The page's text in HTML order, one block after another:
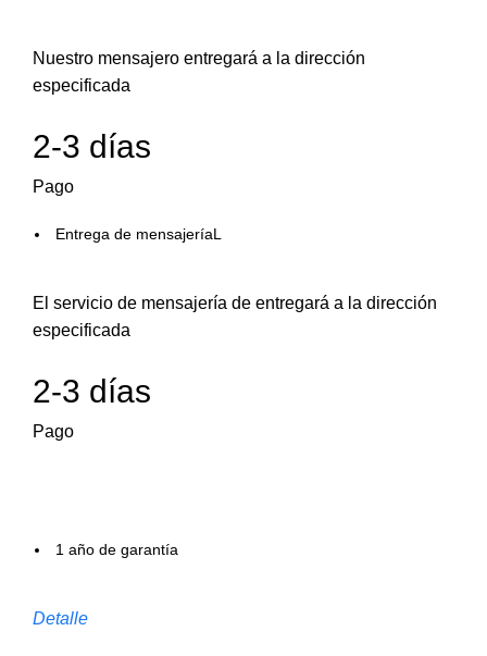
Nuestro mensajero entregará a la dirección
especificada
2-3 días
Pago
Entrega de mensajeríaL
El servicio de mensajería de entregará a la dirección
especificada
2-3 días
Pago
1 año de garantía
Detalle